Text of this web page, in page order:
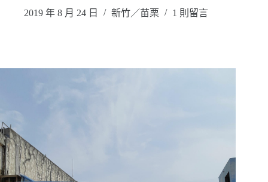
2019 年 8 月 24 日 新竹／苗栗 1 則留言